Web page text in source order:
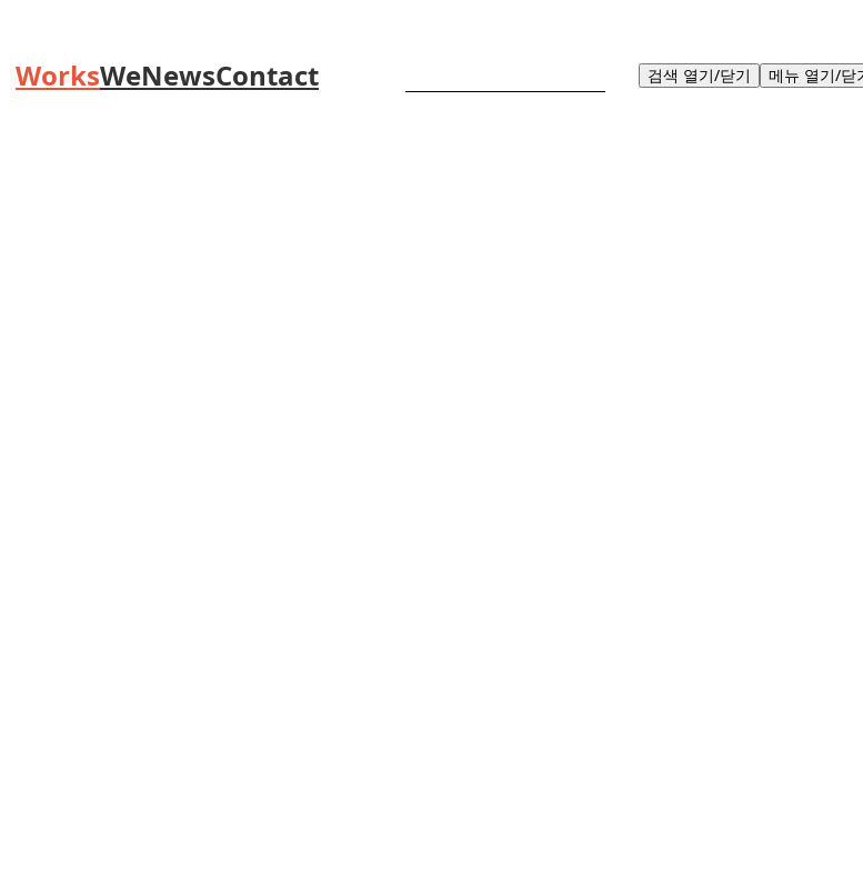
WorksWeNewsContact 검색 열기/닫기 메뉴 열기/닫